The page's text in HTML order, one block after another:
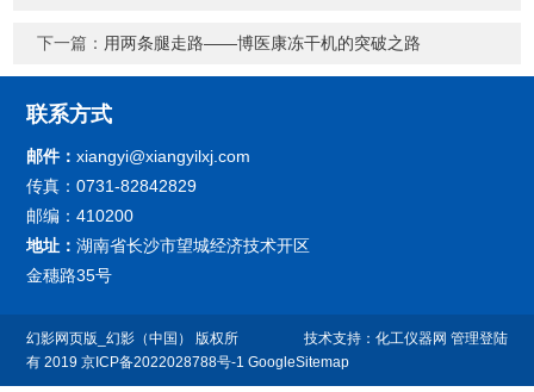
下一篇： 用两条腿走路——博医康冻干机的突破之路
联系方式
邮件：xiangyi@xiangyilxj.com
传真：0731-82842829
邮编：410200
地址：湖南省长沙市望城经济技术开区
金穗路35号
技术支持： 化工仪器网 管理登陆
幻影网页版_幻影（中国） 版权所
有 2019京ICP备2022028788号-1 GoogleSitemap